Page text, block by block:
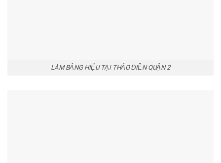
LÀM BẢNG HIỆU TẠI THẢO ĐIỀN QUẬN 2